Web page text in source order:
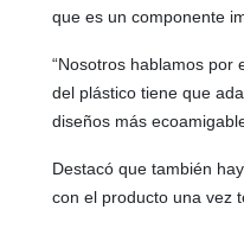
que es un componente
“Nosotros hablamos por
del plástico tiene que
diseños más
Destacó que también
con el producto una vez